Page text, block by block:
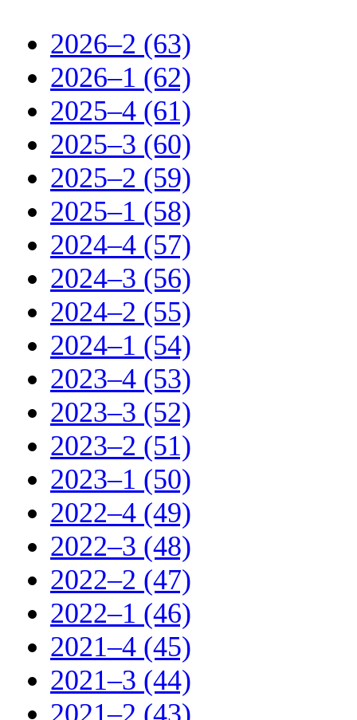
2026–2 (63)
2026–1 (62)
2025–4 (61)
2025–3 (60)
2025–2 (59)
2025–1 (58)
2024–4 (57)
2024–3 (56)
2024–2 (55)
2024–1 (54)
2023–4 (53)
2023–3 (52)
2023–2 (51)
2023–1 (50)
2022–4 (49)
2022–3 (48)
2022–2 (47)
2022–1 (46)
2021–4 (45)
2021–3 (44)
2021–2 (43)